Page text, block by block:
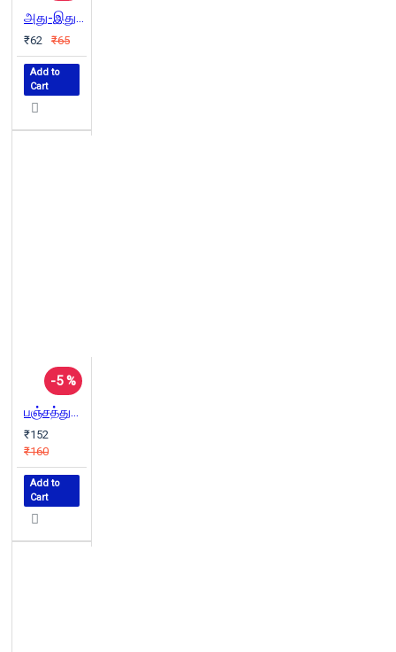
அது-இது-எது
₹62 ₹65
Add to
Cart
-5 %
பஞ்சத்துக்கு புலி
₹152
₹160
Add to
Cart